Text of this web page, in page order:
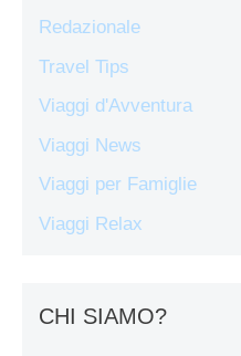
Redazionale
Travel Tips
Viaggi d'Avventura
Viaggi News
Viaggi per Famiglie
Viaggi Relax
CHI SIAMO?